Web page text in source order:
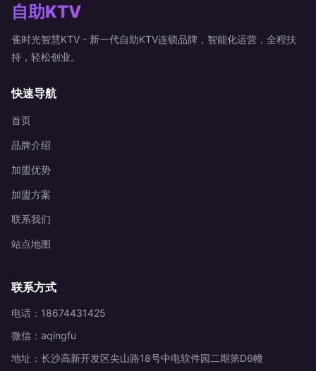
自助KTV
雀时光智慧KTV - 新一代自助KTV连锁品牌，智能化运营，全程扶
持，轻松创业。
快速导航
首页
品牌介绍
加盟优势
加盟方案
联系我们
站点地图
联系方式
电话：18674431425
微信：aqingfu
地址：长沙高新开发区尖山路18号中电软件园二期第D6幢